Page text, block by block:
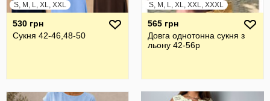
S, M, L, XL, XXL
530 грн
Сукня 42-46,48-50
S, M, L, XL, XXL, XXXL
565 грн
Довга однотонна сукня з
льону 42-56р